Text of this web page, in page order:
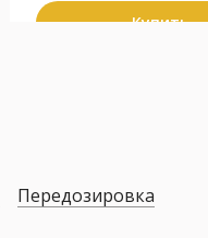
Купить
Передозировка